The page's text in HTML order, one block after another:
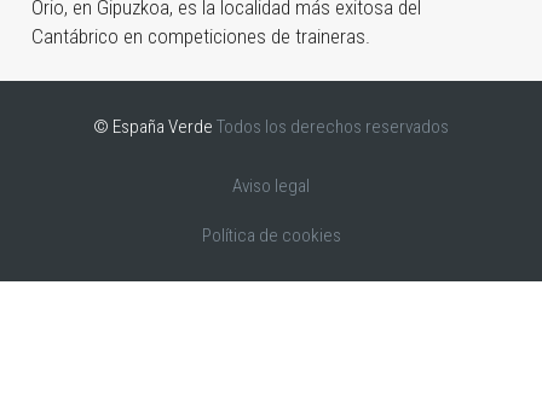
Orio, en Gipuzkoa, es la localidad más exitosa del
Cantábrico en competiciones de traineras.
© España Verde Todos los derechos reservados
Aviso legal
Política de cookies